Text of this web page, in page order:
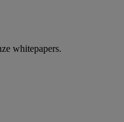
whitepapers.